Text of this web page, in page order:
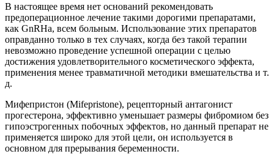
В настоящее время нет оснований рекомендовать
предоперационное лечение такими дорогими препаратами,
как GnRHa, всем больным. Использование этих препаратов
оправданно только в тех случаях, когда без такой терапии
невозможно проведение успешной операции с целью
достижения удовлетворительного косметического эффекта,
применения менее травматичной методики вмешательства и т.
д.
Мифепристон (Mifepristone), рецепторный антагонист
прогестерона, эффективно уменьшает размеры фибромиом без
гипоэстрогенных побочных эффектов, но данный препарат не
применяется широко для этой цели, он используется в
основном для прерывания беременности.